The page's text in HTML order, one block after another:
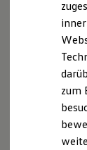
teilweise
Bitte
Übersicht
Die
sich nicht
des
zwischen
zum